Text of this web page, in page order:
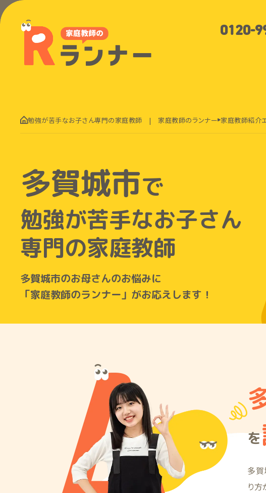
0120-
勉強が苦手なお子さん専門の家庭教師 | 家庭教師のランナー 家庭教師紹介
多賀城市で
勉強が苦手なお子さん
専門の家庭教師
多賀城市のお母さんのお悩みに
「家庭教師のランナー」がお応えします！
を
多賀
り